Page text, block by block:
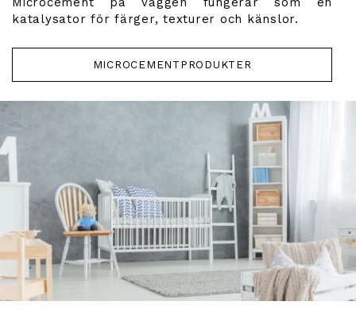
katalysator för färger, texturer och känslor.
MICROCEMENTPRODUKTER